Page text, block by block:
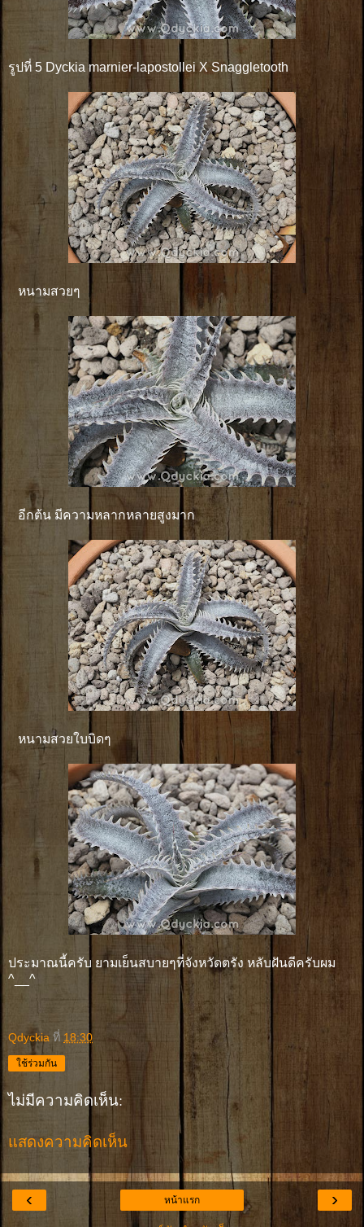
รูปที่ 5 Dyckia marnier-lapostollei X Snaggletooth
หนามสวยๆ
อีกต้น มีความหลากหลายสูงมาก
หนามสวยใบบิดๆ
ประมาณนี้ครับ ยามเย็นสบายๆที่จังหวัดตรัง หลับฝันดีครับผม
^__^
Qdyckia ที่ 18:30
ใช้ร่วมกัน
ไม่มีความคิดเห็น:
แสดงความคิดเห็น
‹ ›
หน้าแรก